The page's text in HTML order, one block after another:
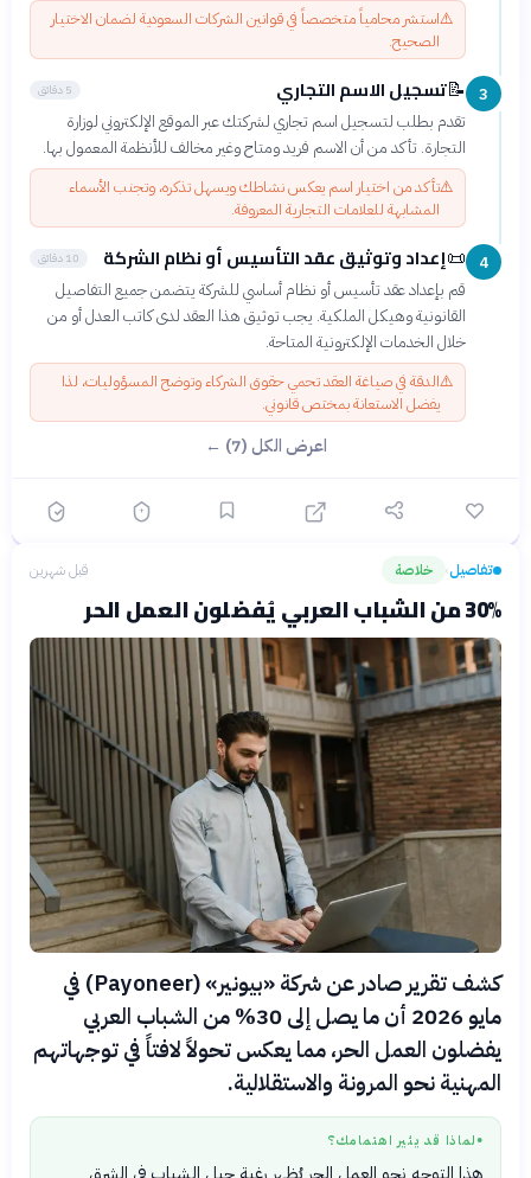
⚠️استشر محامياً متخصصاً في قوانين الشركات السعودية لضمان الاختيار
الصحيح.
3
📝تسجيل الاسم التجاري 5 دقائق
تقدم بطلب لتسجيل اسم تجاري لشركتك عبر الموقع الإلكتروني لوزارة
التجارة. تأكد من أن الاسم فريد ومتاح وغير مخالف للأنظمة المعمول بها.
⚠️تأكد من اختيار اسم يعكس نشاطك ويسهل تذكره، وتجنب الأسماء
المشابهة للعلامات التجارية المعروفة.
4
📜إعداد وتوثيق عقد التأسيس أو نظام الشركة 10 دقائق
قم بإعداد عقد تأسيس أو نظام أساسي للشركة يتضمن جميع التفاصيل
القانونية وهيكل الملكية. يجب توثيق هذا العقد لدى كاتب العدل أو من
خلال الخدمات الإلكترونية المتاحة.
⚠️الدقة في صياغة العقد تحمي حقوق الشركاء وتوضح المسؤوليات، لذا
يفضل الاستعانة بمختص قانوني.
اعرض الكل (7) ←
تفاصيل› خلاصة قبل شهرين
30% من الشباب العربي يُفضلون العمل الحر
كشف تقرير صادر عن شركة «بيونير» (Payoneer) في
مايو 2026 أن ما يصل إلى 30% من الشباب العربي
يفضلون العمل الحر، مما يعكس تحولاً لافتاً في توجهاتهم
المهنية نحو المرونة والاستقلالية.
● لماذا قد يثير اهتمامك؟